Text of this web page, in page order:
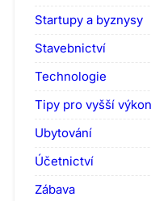
Startupy a byznysy
Stavebnictví
Technologie
Tipy pro vyšší výkon
Ubytování
Účetnictví
Zábava